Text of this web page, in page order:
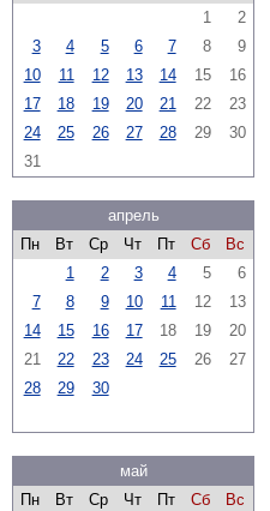
1
2
3
4 5 6 7 8
9
10
11 12 13 14 15
16
17
18 19 20 21 22
23
24
25 26 27 28 29
30
31
апрель
Пн
Вт Ср Чт Пт Сб
Вс
1
2 3 4 5
6
7
8 9 10 11 12
13
14
15 16 17 18 19
20
21
22 23 24 25 26
27
28
29 30
май
Пн
Вт Ср Чт Пт Сб
Вс